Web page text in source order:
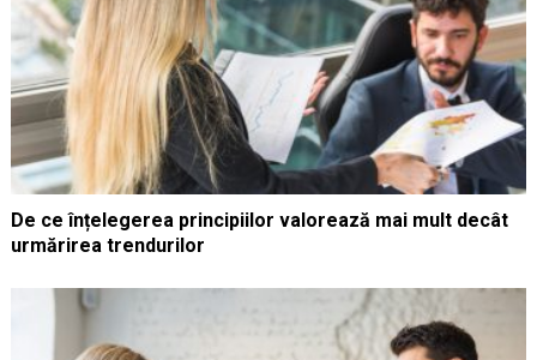
De ce înțelegerea principiilor valorează mai mult decât
urmărirea trendurilor